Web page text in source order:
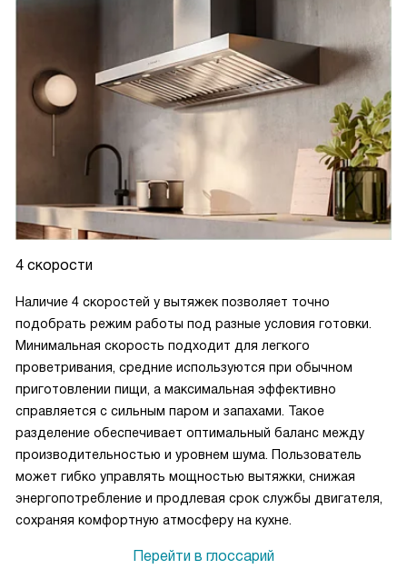
4 скорости
Наличие 4 скоростей у вытяжек позволяет точно
подобрать режим работы под разные условия готовки.
Минимальная скорость подходит для легкого
проветривания, средние используются при обычном
приготовлении пищи, а максимальная эффективно
справляется с сильным паром и запахами. Такое
разделение обеспечивает оптимальный баланс между
производительностью и уровнем шума. Пользователь
может гибко управлять мощностью вытяжки, снижая
энергопотребление и продлевая срок службы двигателя,
сохраняя комфортную атмосферу на кухне.
Перейти в глоссарий